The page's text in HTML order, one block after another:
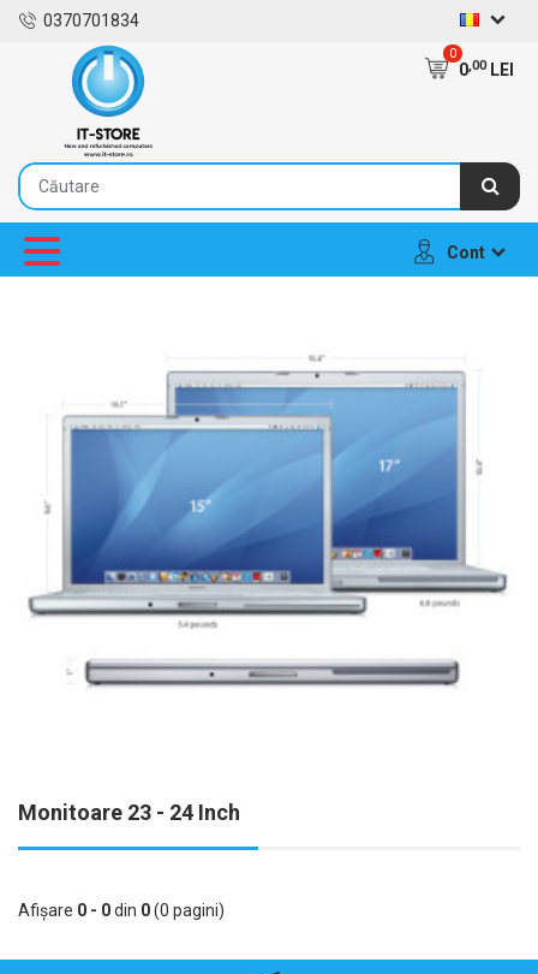
0370701834
0
0,00LEI
Cont
Monitoare 23 - 24 Inch
Afişare 0 - 0din 0(0 pagini)